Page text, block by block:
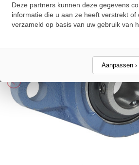
Deze partners kunnen deze gegevens
informatie die u aan ze heeft verstrekt of
verzameld op basis van uw gebruik van
Aanpassen ›